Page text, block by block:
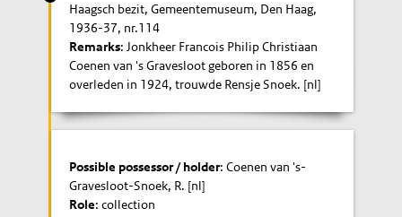
Haagsch bezit, Gemeentemuseum, Den Haag,
1936-37, nr.114
Remarks: Jonkheer Francois Philip Christiaan
Coenen van 's Gravesloot geboren in 1856 en
overleden in 1924, trouwde Rensje Snoek. [nl]
Possible possessor / holder: Coenen van 's-
Gravesloot-Snoek, R. [nl]
Role: collection